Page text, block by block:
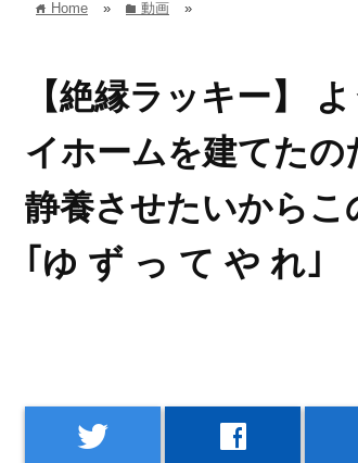
home Home » folder 動画 »
【絶縁ラッキー】
イホームを建てたの
静養させたいからこ
｢ゆ ず っ て や れ｣
twitter facebook